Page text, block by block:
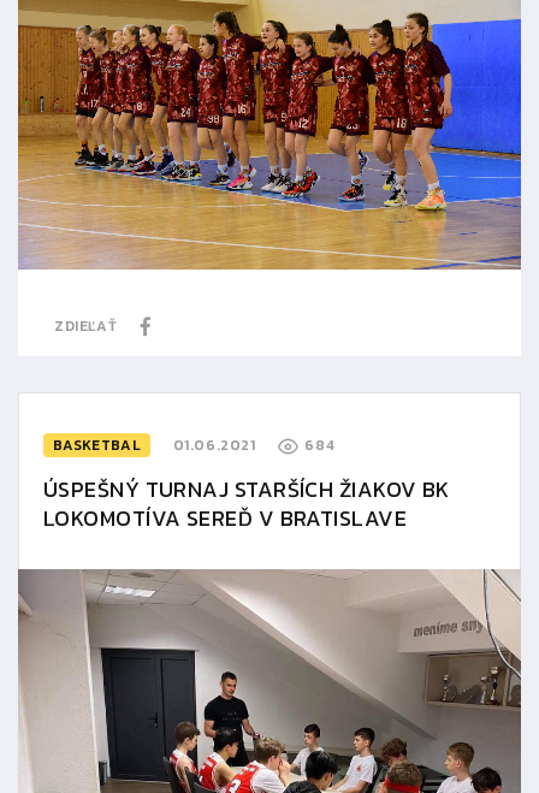
ZDIEĽAŤ
BASKETBAL 01.06.2021 684
ÚSPEŠNÝ TURNAJ STARŠÍCH ŽIAKOV BK
LOKOMOTÍVA SEREĎ V BRATISLAVE